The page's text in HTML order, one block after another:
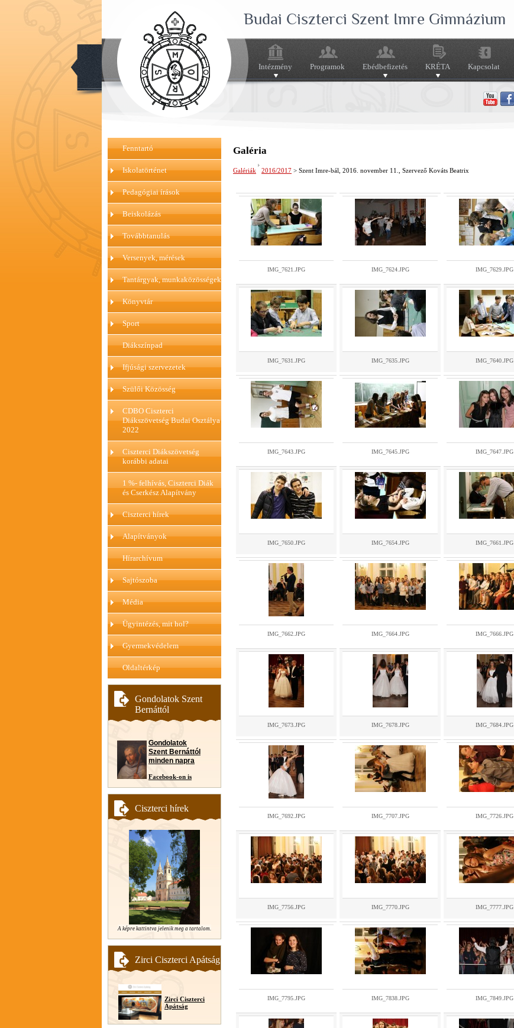
Budai Ciszterci Szent Imre Gimnázium
Intézmény Programok Ebédbefizetés KRÉTA Kapcsolat
Fenntartó
Iskolatörténet
Pedagógiai írások
Beiskolázás
Továbbtanulás
Versenyek, mérések
Tantárgyak, munkaközösségek
Könyvtár
Sport
Diákszínpad
Ifjúsági szervezetek
Szülői Közösség
CDBO Ciszterci
Diákszövetség Budai Osztálya
2022
Ciszterci Diákszövetség
korábbi adatai
1 %- felhívás, Ciszterci Diák
és Cserkész Alapítvány
Ciszterci hírek
Alapítványok
Hírarchívum
Sajtószoba
Média
Ügyintézés, mit hol?
Gyermekvédelem
Oldaltérkép
Gondolatok Szent
Bernáttól
Gondolatok
Szent Bernáttól
minden napra
Facebook-on is
Ciszterci hírek
A képre kattintva jelenik meg a tartalom.
Zirci Ciszterci Apátság
Zirci Ciszterci
Apátság
Galéria
Galériák 2016/2017 > Szent Imre-bál, 2016. november 11., Szervező Kováts Beatrix
IMG_7621.JPG IMG_7624.JPG IMG_7629.JPG
IMG_7631.JPG IMG_7635.JPG IMG_7640.JPG
IMG_7643.JPG IMG_7645.JPG IMG_7647.JPG
IMG_7650.JPG IMG_7654.JPG IMG_7661.JPG
IMG_7662.JPG IMG_7664.JPG IMG_7666.JPG
IMG_7673.JPG IMG_7678.JPG IMG_7684.JPG
IMG_7692.JPG IMG_7707.JPG IMG_7726.JPG
IMG_7756.JPG IMG_7770.JPG IMG_7777.JPG
IMG_7795.JPG IMG_7838.JPG IMG_7849.JPG